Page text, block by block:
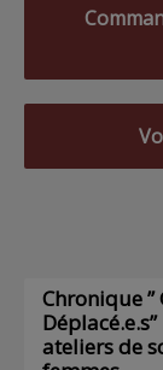
Chronique ”
ateliers de